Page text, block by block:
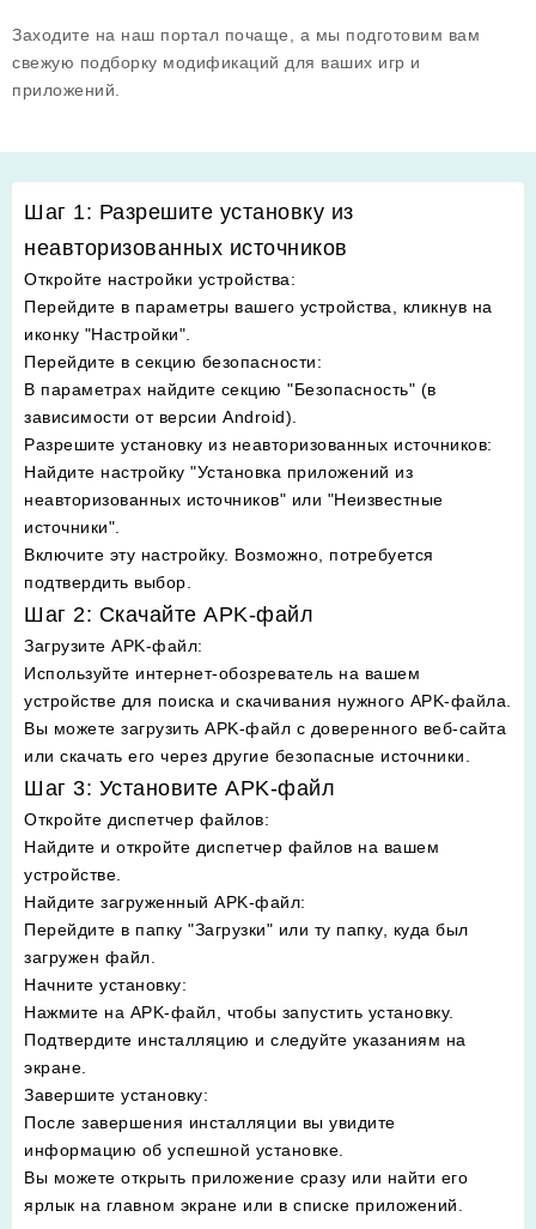
Заходите на наш портал почаще, а мы подготовим вам
свежую подборку модификаций для ваших игр и
приложений.
Шаг 1: Разрешите установку из
неавторизованных источников
Откройте настройки устройства:
Перейдите в параметры вашего устройства, кликнув на
иконку "Настройки".
Перейдите в секцию безопасности:
В параметрах найдите секцию "Безопасность" (в
зависимости от версии Android).
Разрешите установку из неавторизованных источников:
Найдите настройку "Установка приложений из
неавторизованных источников" или "Неизвестные
источники".
Включите эту настройку. Возможно, потребуется
подтвердить выбор.
Шаг 2: Скачайте APK-файл
Загрузите APK-файл:
Используйте интернет-обозреватель на вашем
устройстве для поиска и скачивания нужного APK-файла.
Вы можете загрузить APK-файл с доверенного веб-сайта
или скачать его через другие безопасные источники.
Шаг 3: Установите APK-файл
Откройте диспетчер файлов:
Найдите и откройте диспетчер файлов на вашем
устройстве.
Найдите загруженный APK-файл:
Перейдите в папку "Загрузки" или ту папку, куда был
загружен файл.
Начните установку:
Нажмите на APK-файл, чтобы запустить установку.
Подтвердите инсталляцию и следуйте указаниям на
экране.
Завершите установку:
После завершения инсталляции вы увидите
информацию об успешной установке.
Вы можете открыть приложение сразу или найти его
ярлык на главном экране или в списке приложений.